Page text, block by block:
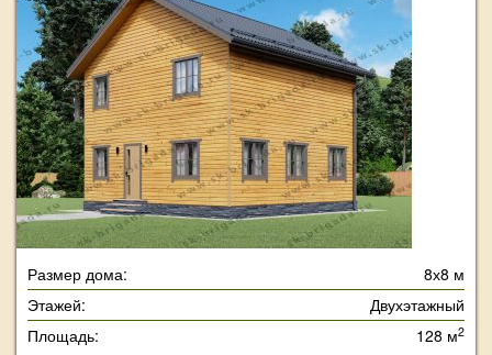
Размер дома:
8х8 м
Этажей:
Двухэтажный
Площадь:
128 м2